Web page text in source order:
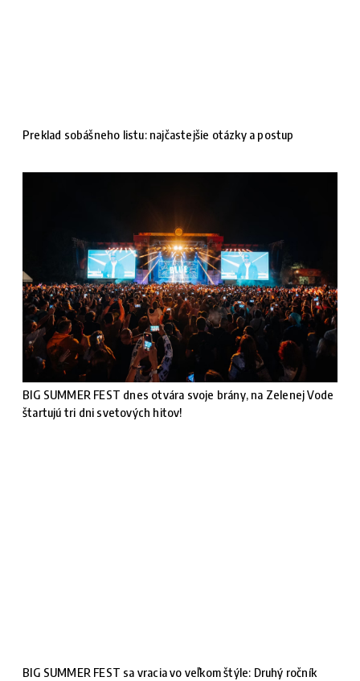
Preklad sobášneho listu: najčastejšie otázky a postup
BIG SUMMER FEST dnes otvára svoje brány, na Zelenej Vode
štartujú tri dni svetových hitov!
BIG SUMMER FEST sa vracia vo veľkom štýle: Druhý ročník